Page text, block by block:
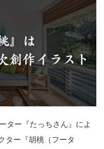
ター『たっちさん』によ
ター『胡桃（フータ